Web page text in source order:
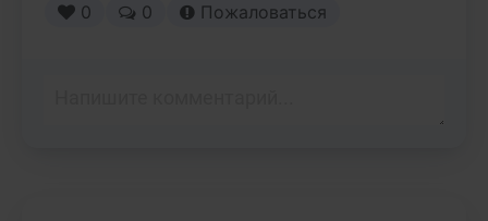
0 0 Пожаловаться